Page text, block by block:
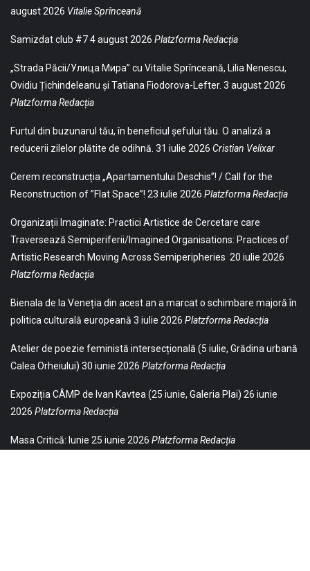
august 2026 Vitalie Sprînceană
Samizdat club #74 august 2026 Platzforma Redacția
„Strada Păcii/Улица Мира” cu Vitalie Sprînceană, Lilia Nenescu,
Ovidiu Țichindeleanu și Tatiana Fiodorova-Lefter. 3 august 2026
Platzforma Redacția
Furtul din buzunarul tău, în beneficiul șefului tău. O analiză a
reducerii zilelor plătite de odihnă. 31 iulie 2026 Cristian Velixar
Cerem reconstrucția „Apartamentului Deschis”! / Call for the
Reconstruction of ”Flat Space”! 23 iulie 2026 Platzforma Redacția
Organizații Imaginate: Practici Artistice de Cercetare care
Traversează Semiperiferii/Imagined Organisations: Practices of
Artistic Research Moving Across Semiperipheries 20 iulie 2026
Platzforma Redacția
Bienala de la Veneția din acest an a marcat o schimbare majoră în
politica culturală europeană 3 iulie 2026 Platzforma Redacția
Atelier de poezie feministă intersecțională (5 iulie, Grădina urbană
Calea Orheiului) 30 iunie 2026 Platzforma Redacția
Expoziția CÂMP de Ivan Kavtea (25 iunie, Galeria Plai) 26 iunie
2026 Platzforma Redacția
Masa Critică: Iunie 25 iunie 2026 Platzforma Redacția